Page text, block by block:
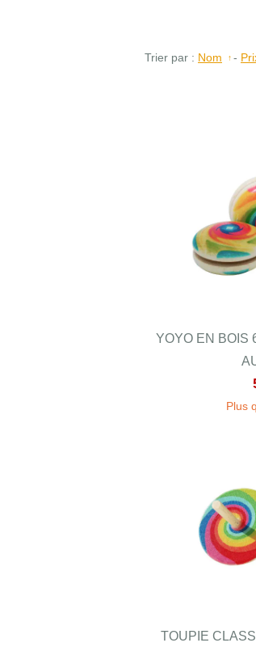
Trier par : Nom -
YOYO EN BOIS
Plus
TOUPIE